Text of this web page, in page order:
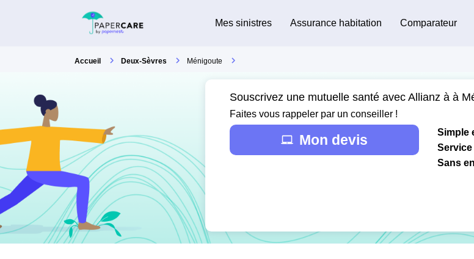
Mes sinistres Assurance habitation Comparateur
Accueil Deux-Sèvres Ménigoute
Souscrivez une mutuelle santé avec Allianz à à
Faites vous rappeler par un conseiller !
Mon devis
Simple
Sans